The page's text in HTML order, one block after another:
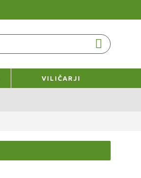
VILIČARJI